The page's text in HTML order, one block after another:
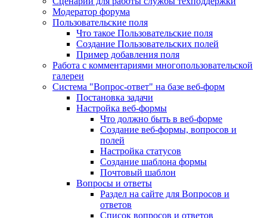
Модератор форума
Пользовательские поля
Что такое Пользовательские поля
Создание Пользовательских полей
Пример добавления поля
Работа с комментариями многопользовательской
галереи
Система "Вопрос-ответ" на базе веб-форм
Постановка задачи
Настройка веб-формы
Что должно быть в веб-форме
Создание веб-формы, вопросов и
полей
Настройка статусов
Создание шаблона формы
Почтовый шаблон
Вопросы и ответы
Раздел на сайте для Вопросов и
ответов
Список вопросов и ответов